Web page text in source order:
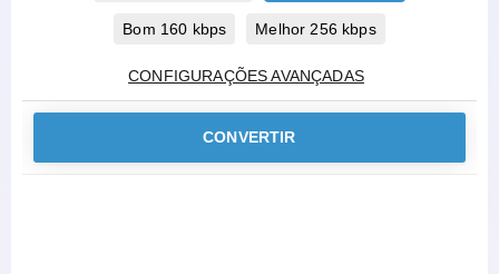
Bom 160 kbps Melhor 256 kbps
CONFIGURAÇÕES AVANÇADAS
CONVERTIR